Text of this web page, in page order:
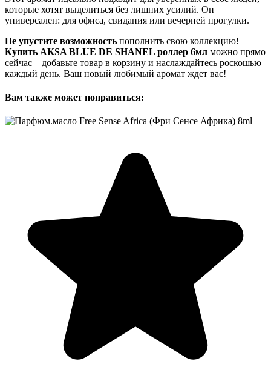
которые хотят выделиться без лишних усилий. Он
универсален: для офиса, свидания или вечерней прогулки.
Не упустите возможность пополнить свою коллекцию!
Купить AKSA BLUE DE SHANEL роллер 6мл можно прямо
сейчас – добавьте товар в корзину и наслаждайтесь роскошью
каждый день. Ваш новый любимый аромат ждет вас!
Вам также может понравиться: